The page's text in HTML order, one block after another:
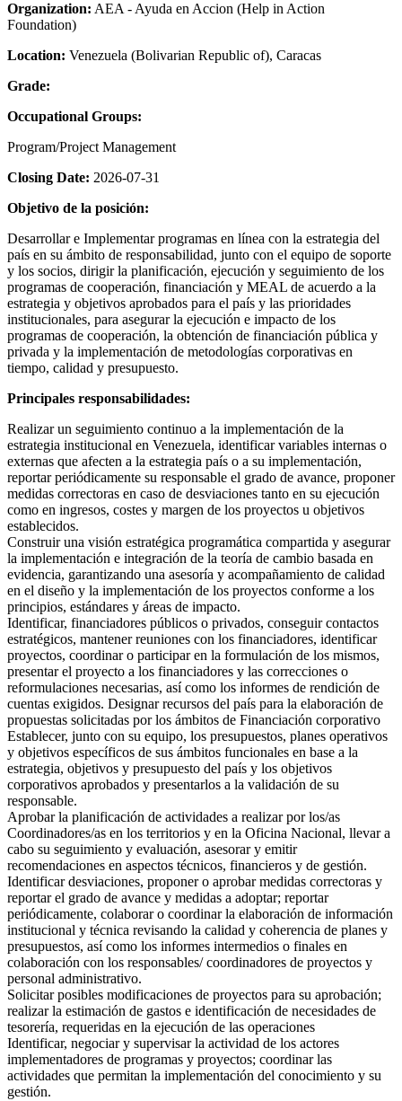
Organization: AEA - Ayuda en Accion (Help in Action
Foundation)
Location: Venezuela (Bolivarian Republic of), Caracas
Grade:
Occupational Groups:
Program/Project Management
Closing Date: 2026-07-31
Objetivo de la posición:
Desarrollar e Implementar programas en línea con la estrategia del
país en su ámbito de responsabilidad, junto con el equipo de soporte
y los socios, dirigir la planificación, ejecución y seguimiento de los
programas de cooperación, financiación y MEAL de acuerdo a la
estrategia y objetivos aprobados para el país y las prioridades
institucionales, para asegurar la ejecución e impacto de los
programas de cooperación, la obtención de financiación pública y
privada y la implementación de metodologías corporativas en
tiempo, calidad y presupuesto.
Principales responsabilidades:
Realizar un seguimiento continuo a la implementación de la
estrategia institucional en Venezuela, identificar variables internas o
externas que afecten a la estrategia país o a su implementación,
reportar periódicamente su responsable el grado de avance, proponer
medidas correctoras en caso de desviaciones tanto en su ejecución
como en ingresos, costes y margen de los proyectos u objetivos
establecidos.
Construir una visión estratégica programática compartida y asegurar
la implementación e integración de la teoría de cambio basada en
evidencia, garantizando una asesoría y acompañamiento de calidad
en el diseño y la implementación de los proyectos conforme a los
principios, estándares y áreas de impacto.
Identificar, financiadores públicos o privados, conseguir contactos
estratégicos, mantener reuniones con los financiadores, identificar
proyectos, coordinar o participar en la formulación de los mismos,
presentar el proyecto a los financiadores y las correcciones o
reformulaciones necesarias, así como los informes de rendición de
cuentas exigidos. Designar recursos del país para la elaboración de
propuestas solicitadas por los ámbitos de Financiación corporativo
Establecer, junto con su equipo, los presupuestos, planes operativos
y objetivos específicos de sus ámbitos funcionales en base a la
estrategia, objetivos y presupuesto del país y los objetivos
corporativos aprobados y presentarlos a la validación de su
responsable.
Aprobar la planificación de actividades a realizar por los/as
Coordinadores/as en los territorios y en la Oficina Nacional, llevar a
cabo su seguimiento y evaluación, asesorar y emitir
recomendaciones en aspectos técnicos, financieros y de gestión.
Identificar desviaciones, proponer o aprobar medidas correctoras y
reportar el grado de avance y medidas a adoptar; reportar
periódicamente, colaborar o coordinar la elaboración de información
institucional y técnica revisando la calidad y coherencia de planes y
presupuestos, así como los informes intermedios o finales en
colaboración con los responsables/ coordinadores de proyectos y
personal administrativo.
Solicitar posibles modificaciones de proyectos para su aprobación;
realizar la estimación de gastos e identificación de necesidades de
tesorería, requeridas en la ejecución de las operaciones
Identificar, negociar y supervisar la actividad de los actores
implementadores de programas y proyectos; coordinar las
actividades que permitan la implementación del conocimiento y su
gestión.